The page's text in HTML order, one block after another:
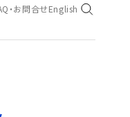
・お問合せEnglish